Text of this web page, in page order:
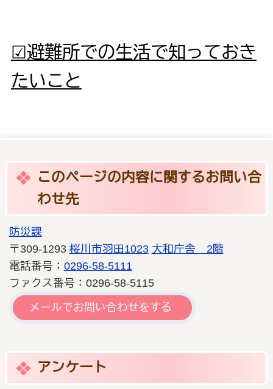
☑避難所での生活で知っておき
たいこと
このページの内容に関するお問い合
わせ先
防災課
〒309-1293 桜川市羽田1023 大和庁舎 2階
電話番号： 0296-58-5111
ファクス番号：0296-58-5115
メールでお問い合わせをする
アンケート